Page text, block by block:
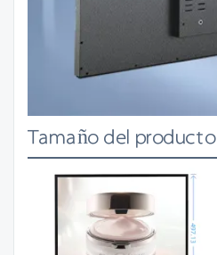
Tamaño del producto